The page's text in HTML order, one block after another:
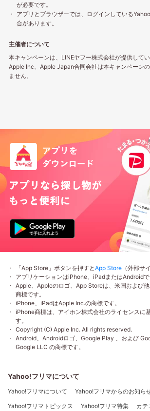
が必要です。
アプリとブラウザーでは、ログインしている
合があります。
主催者について
本キャンペーンは、LINEヤフー株式会社が提供してい
Apple Inc、Apple Japan合同会社は本キャンペーン
ません。
「App Store」ボタンを押すと App Store （外部サ
アプリケーションはiPhone、iPadまたはAndroidで
Apple、Appleのロゴ、App Storeは、米国および
商標です。
iPhone、iPadはApple Inc.の商標です。
iPhone商標は、アイホン株式会社のライセンスに
す。
Copyright (C) Apple Inc. All rights reserved.
Android、Androidロゴ、Google Play 、および
Google LLC の商標です。
Yahoo!フリマについて
Yahoo!フリマについて
Yahoo!フリマからのお知ら
Yahoo!フリマトピックス
Yahoo!フリマ特集 カテ